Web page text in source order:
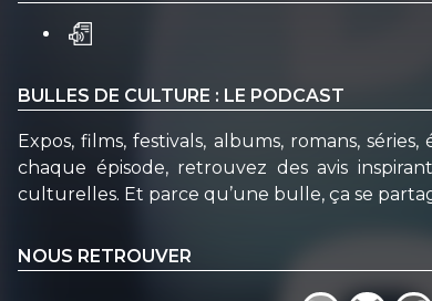
BULLES DE CULTURE : LE PODCAST
Expos, films, festivals, albums, romans,
chaque épisode, retrouvez des avis
culturelles. Et parce qu’une bulle, ça se
NOUS RETROUVER